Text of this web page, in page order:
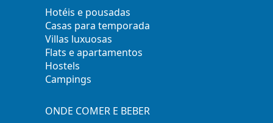
Hotéis e pousadas
Casas para temporada
Villas luxuosas
Flats e apartamentos
Hostels
Campings
ONDE COMER E BEBER